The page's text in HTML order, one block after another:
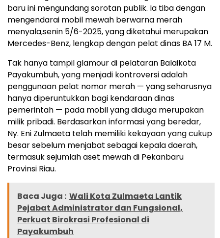
baru ini mengundang sorotan publik. Ia tiba dengan
mengendarai mobil mewah berwarna merah
menyala,senin 5/6-2025, yang diketahui merupakan
Mercedes-Benz, lengkap dengan pelat dinas BA 17 M.
Tak hanya tampil glamour di pelataran Balaikota
Payakumbuh, yang menjadi kontroversi adalah
penggunaan pelat nomor merah — yang seharusnya
hanya diperuntukkan bagi kendaraan dinas
pemerintah — pada mobil yang diduga merupakan
milik pribadi. Berdasarkan informasi yang beredar,
Ny. Eni Zulmaeta telah memiliki kekayaan yang cukup
besar sebelum menjabat sebagai kepala daerah,
termasuk sejumlah aset mewah di Pekanbaru
Provinsi Riau.
Baca Juga : Wali Kota Zulmaeta Lantik
Pejabat Administrator dan Fungsional,
Perkuat Birokrasi Profesional di
Payakumbuh